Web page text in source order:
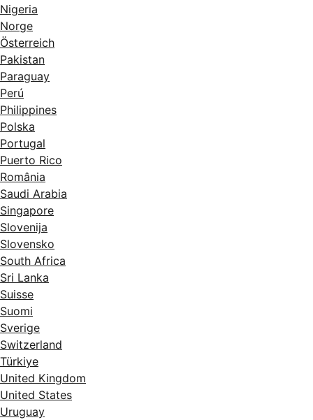
Nigeria
Norge
Österreich
Pakistan
Paraguay
Perú
Philippines
Polska
Portugal
Puerto Rico
România
Saudi Arabia
Singapore
Slovenija
Slovensko
South Africa
Sri Lanka
Suisse
Suomi
Sverige
Switzerland
Türkiye
United Kingdom
United States
Uruguay